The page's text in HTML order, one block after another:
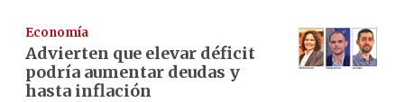
Economía
Advierten que elevar déficit
podría aumentar deudas y
hasta inflación